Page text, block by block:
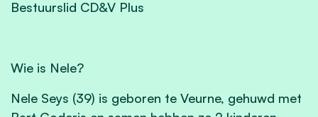
Bestuurslid CD&V Plus
Wie is Nele?
Nele Seys (39) is geboren te Veurne, gehuwd met